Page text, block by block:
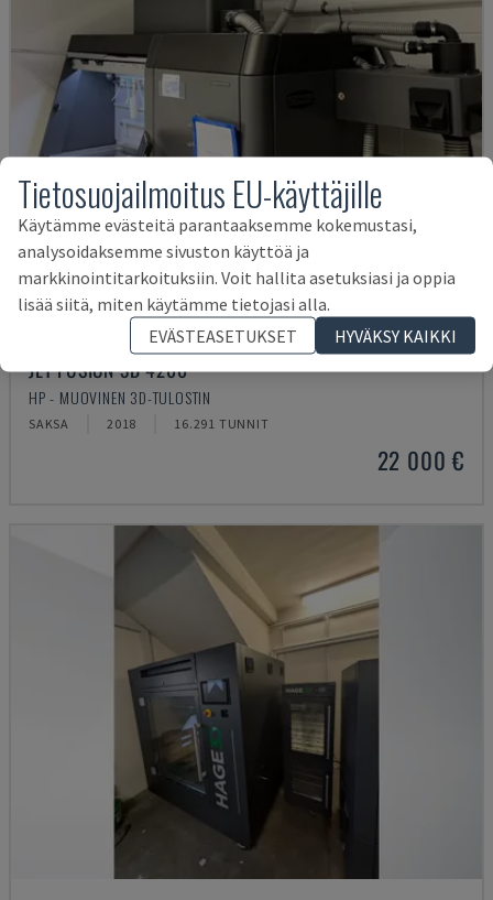
JET FUSION 3D 4200
HP - MUOVINEN 3D-TULOSTIN
SAKSA 2018 16.291 TUNNIT
22 000 €
Tietosuojailmoitus EU-käyttäjille
Käytämme evästeitä parantaaksemme kokemustasi,
analysoidaksemme sivuston käyttöä ja
markkinointitarkoituksiin. Voit hallita asetuksiasi ja oppia
lisää siitä, miten käytämme tietojasi alla.
EVÄSTEASETUKSET
HYVÄKSY KAIKKI